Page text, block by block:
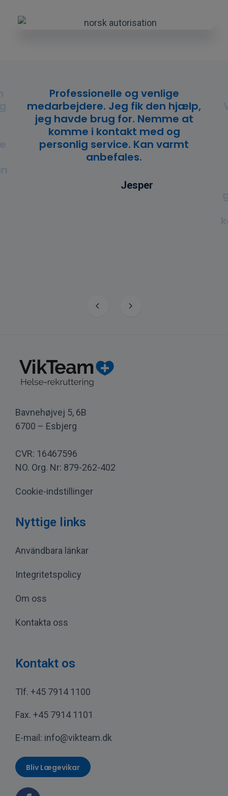
Professionelle og venlige
medarbejdere. Jeg fik den hjælp,
jeg havde brug for. Nemme at
komme i kontakt med og
personlig service. Kan varmt
anbefales.
Jesper
Bavnehøjvej 5, 6B
6700 – Esbjerg
CVR: 16467596
NO. Org. Nr: 879-262-402
Cookie-indstillinger
Nyttige links
Användbara länkar
Integritetspolicy
Om oss
Kontakta oss
Kontakt os
Tlf. +45 7914 1100
Fax. +45 7914 1101
E-mail: info@vikteam.dk
Bliv Lægevikar